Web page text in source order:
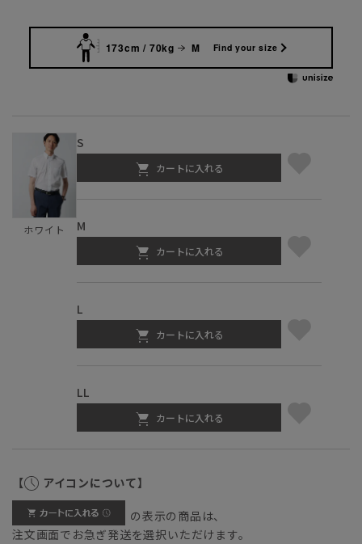
173cm / 70kg M Find your size
ホワイト
S
カートに入れる
M
カートに入れる
L
カートに入れる
LL
カートに入れる
【 アイコンについて】
の表示の商品は、
注文画面でお急ぎ発送を選択いただけます。